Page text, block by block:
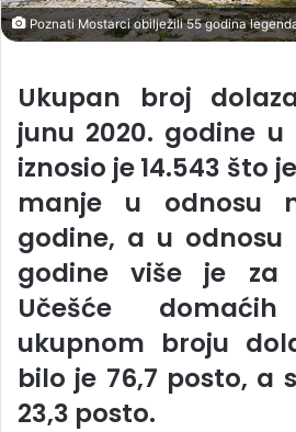
Poznati Mostarci obilježili 55 godina
Ukupan broj
junu 2020. godine u
iznosio je 14.543 što
manje u odnosu
godine, a u odnosu
godine više je za
Učešće
ukupnom broju
bilo je 76,7 posto, a
23,3 posto.